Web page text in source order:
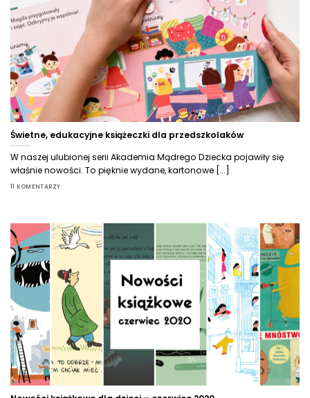
Świetne, edukacyjne książeczki dla przedszkolaków
W naszej ulubionej serii Akademia Mądrego Dziecka pojawiły się
właśnie nowości. To pięknie wydane, kartonowe [...]
11 KOMENTARZY